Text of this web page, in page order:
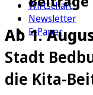
Wirtschaft
Newsletter
E-Paper
Ab 1.
Stadt
die Kita-